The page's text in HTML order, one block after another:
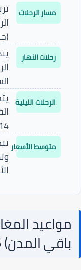
مسار الرحلات
رحلات النهار
الرحلات الليلية
02:14
متوسط الأسعار
مواعيد
باقي المدن) 2026